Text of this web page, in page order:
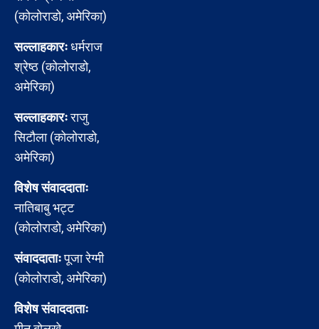
(कोलोराडो, अमेरिका)
सल्लाहकारःधर्मराज
श्रेष्ठ (कोलोराडो,
अमेरिका)
सल्लाहकारःराजु
सिटौला (कोलोराडो,
अमेरिका)
विशेष संवाददाताः
नातिबाबु भट्ट
(कोलोराडो, अमेरिका)
संवाददाताःपूजा रेग्मी
(कोलोराडो, अमेरिका)
विशेष संवाददाताः